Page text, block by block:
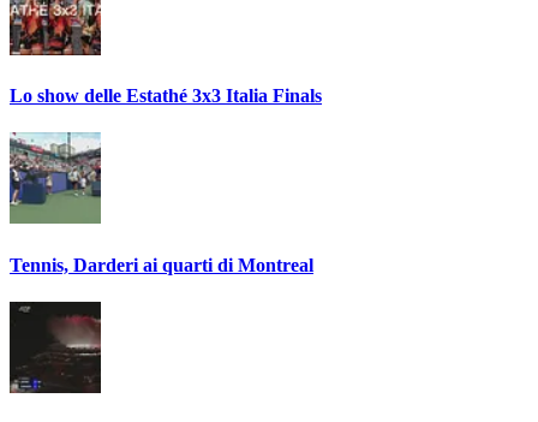
Lo show delle Estathé 3x3 Italia Finals
Tennis, Darderi ai quarti di Montreal